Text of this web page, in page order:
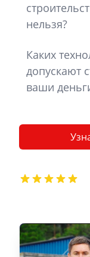
нельзя?
Каких
допускают
ваши